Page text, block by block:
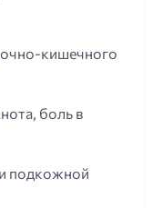
кишечного
боль в
подкожной